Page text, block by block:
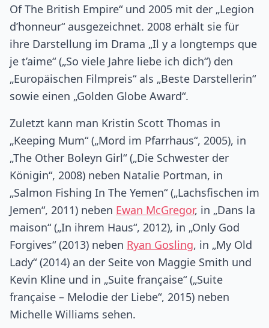
Of The British Empire“ und 2005 mit der „Legion
d’honneur“ ausgezeichnet. 2008 erhält sie für
ihre Darstellung im Drama „Il y a longtemps que
je t’aime“ („So viele Jahre liebe ich dich“) den
„Europäischen Filmpreis“ als „Beste Darstellerin“
sowie einen „Golden Globe Award“.
Zuletzt kann man Kristin Scott Thomas in
„Keeping Mum“ („Mord im Pfarrhaus“, 2005), in
„The Other Boleyn Girl“ („Die Schwester der
Königin“, 2008) neben Natalie Portman, in
„Salmon Fishing In The Yemen“ („Lachsfischen im
Jemen“, 2011) neben Ewan McGregor, in „Dans la
maison“ („In ihrem Haus“, 2012), in „Only God
Forgives“ (2013) neben Ryan Gosling, in „My Old
Lady“ (2014) an der Seite von Maggie Smith und
Kevin Kline und in „Suite française“ („Suite
française – Melodie der Liebe“, 2015) neben
Michelle Williams sehen.